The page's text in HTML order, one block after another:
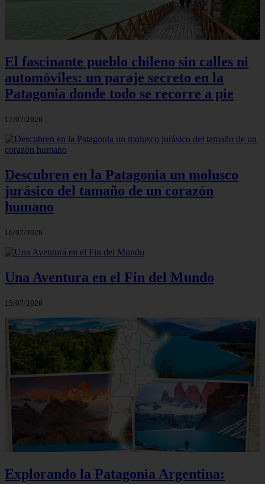
El fascinante pueblo chileno sin calles ni
automóviles: un paraje secreto en la
Patagonia donde todo se recorre a pie
17/07/2026
Descubren en la Patagonia un molusco
jurásico del tamaño de un corazón
humano
16/07/2026
Una Aventura en el Fin del Mundo
15/07/2026
Explorando la Patagonia Argentina: